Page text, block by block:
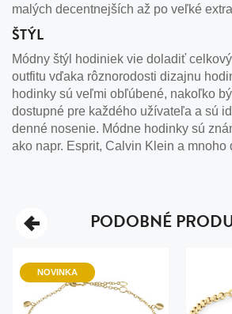
malých decentnejších až po veľké
ŠTÝL
Módny štýl hodiniek vie doladiť
outfitu vďaka rôznorodosti dizajnu
hodinky sú veľmi obľúbené, nakoľko
dostupné pre každého užívateľa a sú
denné nosenie. Módne hodinky sú
ako napr. Esprit, Calvin Klein a mnoho
PODOBNÉ
NOVINKA